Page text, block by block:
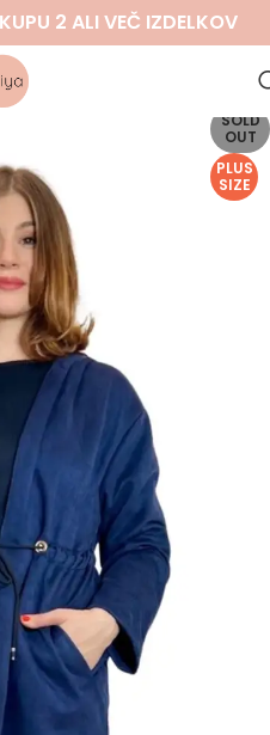
2 ALI VEČ IZDELKOV
SOLD
OUT
PLUS
SIZE